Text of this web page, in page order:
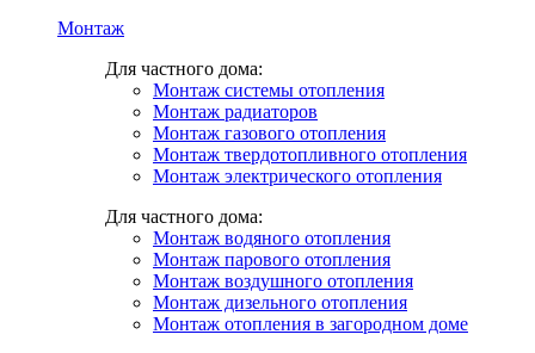
Монтаж
Для частного дома:
Монтаж системы отопления
Монтаж радиаторов
Монтаж газового отопления
Монтаж твердотопливного отопления
Монтаж электрического отопления
Для частного дома:
Монтаж водяного отопления
Монтаж парового отопления
Монтаж воздушного отопления
Монтаж дизельного отопления
Монтаж отопления в загородном доме